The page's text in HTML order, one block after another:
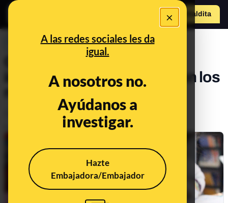
×
A las redes sociales les da
igual.
A nosotros no.
Ayúdanos a
investigar.
Hazte
Embajadora/Embajador
Hazte Maldito
PREBUNKING
Consejos para reducir el
impacto de la cuarentena en los
Apr 6, 2020, 11:06:00 AM